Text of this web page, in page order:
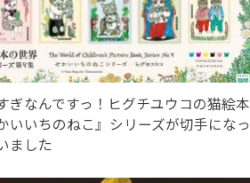
ぎなんですっ！ヒグチユウコの猫絵本
いいちのねこ』シリーズが切手になっ
ました